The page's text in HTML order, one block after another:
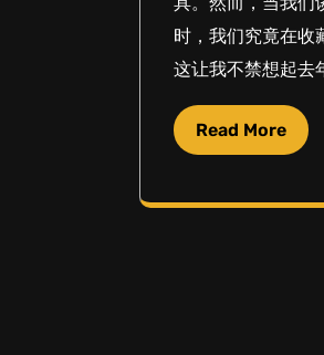
时，我们究竟在收
这让我不禁想起去
Read More